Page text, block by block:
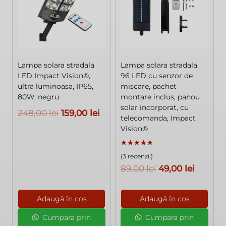
Lampa solara stradala
LED Impact Vision®,
ultra luminoasa, IP65,
80W, negru
248,00lei Prețul
159,00 lei Prețul
curent
159,00 lei.
Adaugă în coș
Cumpara prin
Lampa solara stradala,
96 LED cu senzor de
miscare, pachet
montare inclus, panou
solar incorporat, cu
telecomanda, Impact
Vision®
5.00
din 5
(3 recenzii)
89,00lei Prețul
a
fost:
89,00 lei.
49,00 lei
49,00
Adaugă în coș
Cumpara prin